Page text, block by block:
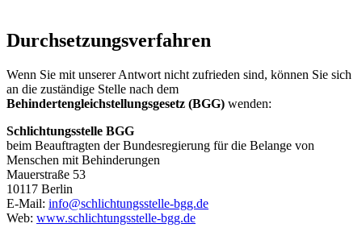
Durchsetzungsverfahren
Wenn Sie mit unserer Antwort nicht zufrieden sind, können Sie sich
an die zuständige Stelle nach dem
Behindertengleichstellungsgesetz (BGG) wenden:
Schlichtungsstelle BGG
beim Beauftragten der Bundesregierung für die Belange von
Menschen mit Behinderungen
Mauerstraße 53
10117 Berlin
E-Mail: info@schlichtungsstelle-bgg.de
Web: www.schlichtungsstelle-bgg.de